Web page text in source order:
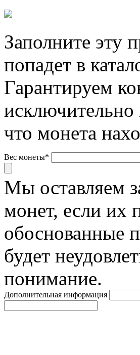
Заполните эту
попадет в
Гарантируем
что монета
Вес монеты*
Мы оставляем
монет, если их
обоснованные
будет
понимание.
Дополнительная информация